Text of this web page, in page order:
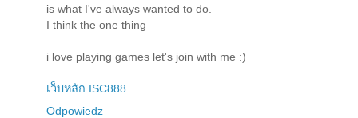
is what I've always wanted to do.
I think the one thing
i love playing games let's join with me :)
เว็บหลัก ISC888
Odpowiedz